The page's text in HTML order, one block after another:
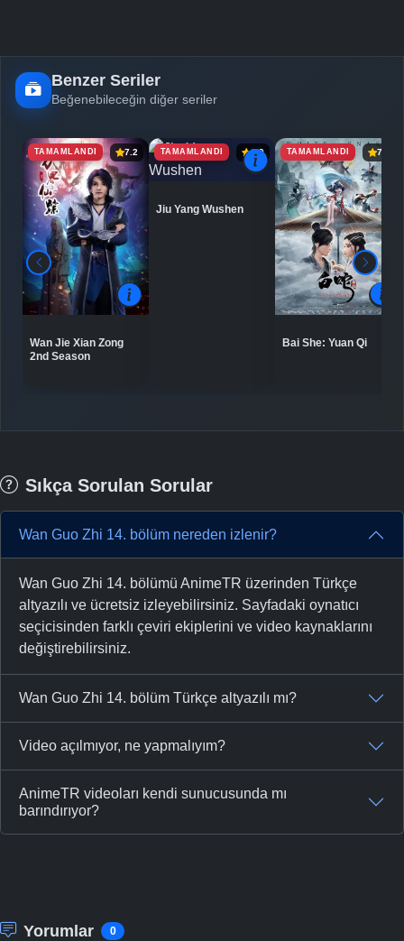
Benzer Seriler
Beğenebileceğin diğer seriler
TAMAMLANDI 7.2
Wan Jie Xian Zong
2nd Season
TAMAMLANDI 6.9
Jiu Yang Wushen
TAMAMLANDI 7.5
Bai She: Yuan Qi
Sıkça Sorulan Sorular
Wan Guo Zhi 14. bölüm nereden izlenir?
Wan Guo Zhi 14. bölümü AnimeTR üzerinden Türkçe
altyazılı ve ücretsiz izleyebilirsiniz. Sayfadaki oynatıcı
seçicisinden farklı çeviri ekiplerini ve video kaynaklarını
değiştirebilirsiniz.
Wan Guo Zhi 14. bölüm Türkçe altyazılı mı?
Video açılmıyor, ne yapmalıyım?
AnimeTR videoları kendi sunucusunda mı
barındırıyor?
Yorumlar 0